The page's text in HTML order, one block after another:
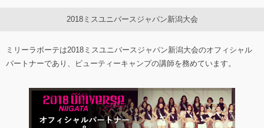
2018ミスユニバースジャパン新潟大会
ミリーラボーテは2018ミスユニバースジャパン新潟大会のオフィシャル
パートナーであり、ビューティーキャンプの講師を務めています。